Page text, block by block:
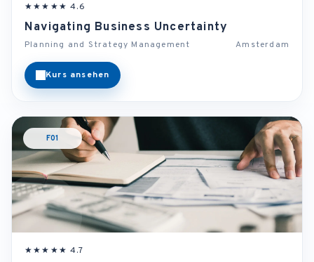
★★★★★ 4.6
Navigating Business Uncertainty
Planning and Strategy Management Amsterdam
Kurs ansehen
F01
★★★★★ 4.7